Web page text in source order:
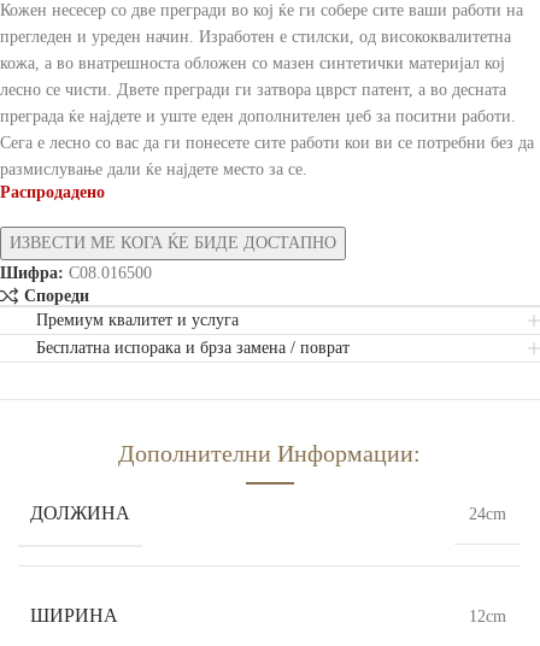
Кожен несесер со две прегради во кој ќе ги собере сите ваши работи на
прегледен и уреден начин. Изработен е стилски, од висококвалитетна
кожа, а во внатрешноста обложен со мазен синтетички материјал кој
лесно се чисти. Двете прегради ги затвора цврст патент, а во десната
преграда ќе најдете и уште еден дополнителен џеб за поситни работи.
Сега е лесно со вас да ги понесете сите работи кои ви се потребни без да
размислување дали ќе најдете место за се.
Распродадено
Шифра: C08.016500
Спореди
Премиум квалитет и услуга
Бесплатна испорака и брза замена / поврат
Дополнителни Информации:
ДОЛЖИНА 24cm
ШИРИНА 12cm